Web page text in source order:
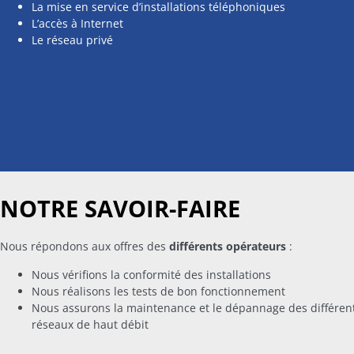
La mise en service d’installations téléphoniques
L’accès à Internet
Le réseau privé
NOTRE SAVOIR-FAIRE
Nous répondons aux offres des différents opérateurs :
Nous vérifions la conformité des installations
Nous réalisons les tests de bon fonctionnement
Nous assurons la maintenance et le dépannage des
réseaux de haut débit